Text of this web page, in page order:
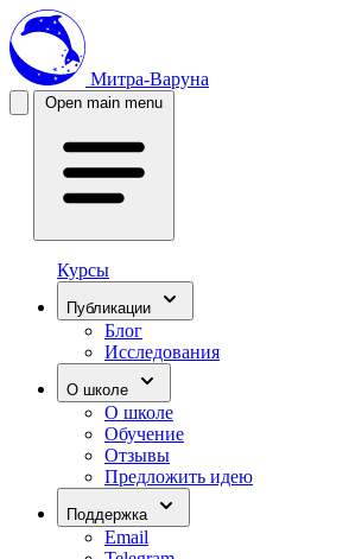
Митра-Варуна
Open main menu
Курсы
Публикации
Блог
Исследования
О школе
О школе
Обучение
Отзывы
Предложить идею
Поддержка
Email